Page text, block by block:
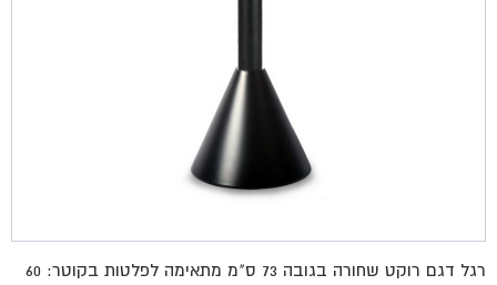
רגל דגם רוקט שחורה בגובה 73 ס"מ מתאימה לפלטות בקוטר: 60